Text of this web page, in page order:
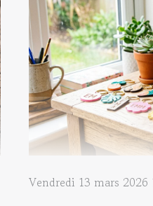
Vendredi 13 mars 2026